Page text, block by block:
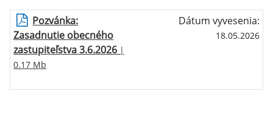
Pozvánka:
Zasadnutie obecného
zastupiteľstva 3.6.2026 |
0.17 Mb
Dátum vyvesenia:
18.05.2026